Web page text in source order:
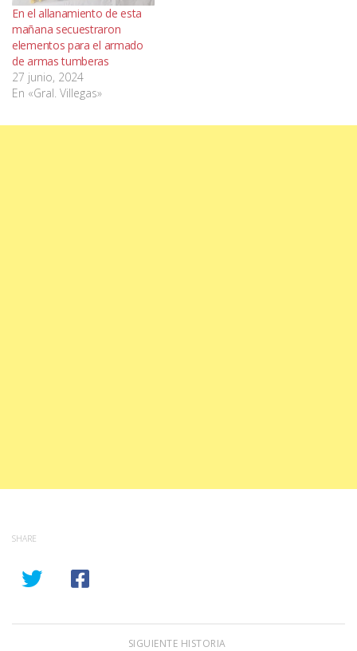
En el allanamiento de esta
mañana secuestraron
elementos para el armado
de armas tumberas
27 junio, 2024
En «Gral. Villegas»
SHARE
SIGUIENTE HISTORIA